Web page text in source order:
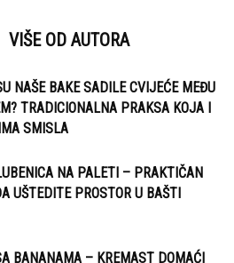
VIŠE OD AUTORA
NAŠE BAKE SADILE CVIJEĆE MEĐU
TRADICIONALNA PRAKSA KOJA I
SMISLA
NA PALETI – PRAKTIČAN
UŠTEDITE PROSTOR U BAŠTI
BANANAMA – KREMAST DOMAĆI